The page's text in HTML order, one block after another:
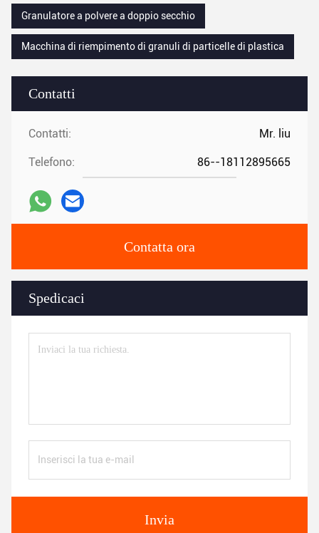
Contatti
Contatti: Mr. liu
Telefono: 86--18112895665
Contatta ora
Spedicaci
Invia
Granulatore a polvere a doppio secchio
Macchina di riempimento di granuli di particelle di plastica